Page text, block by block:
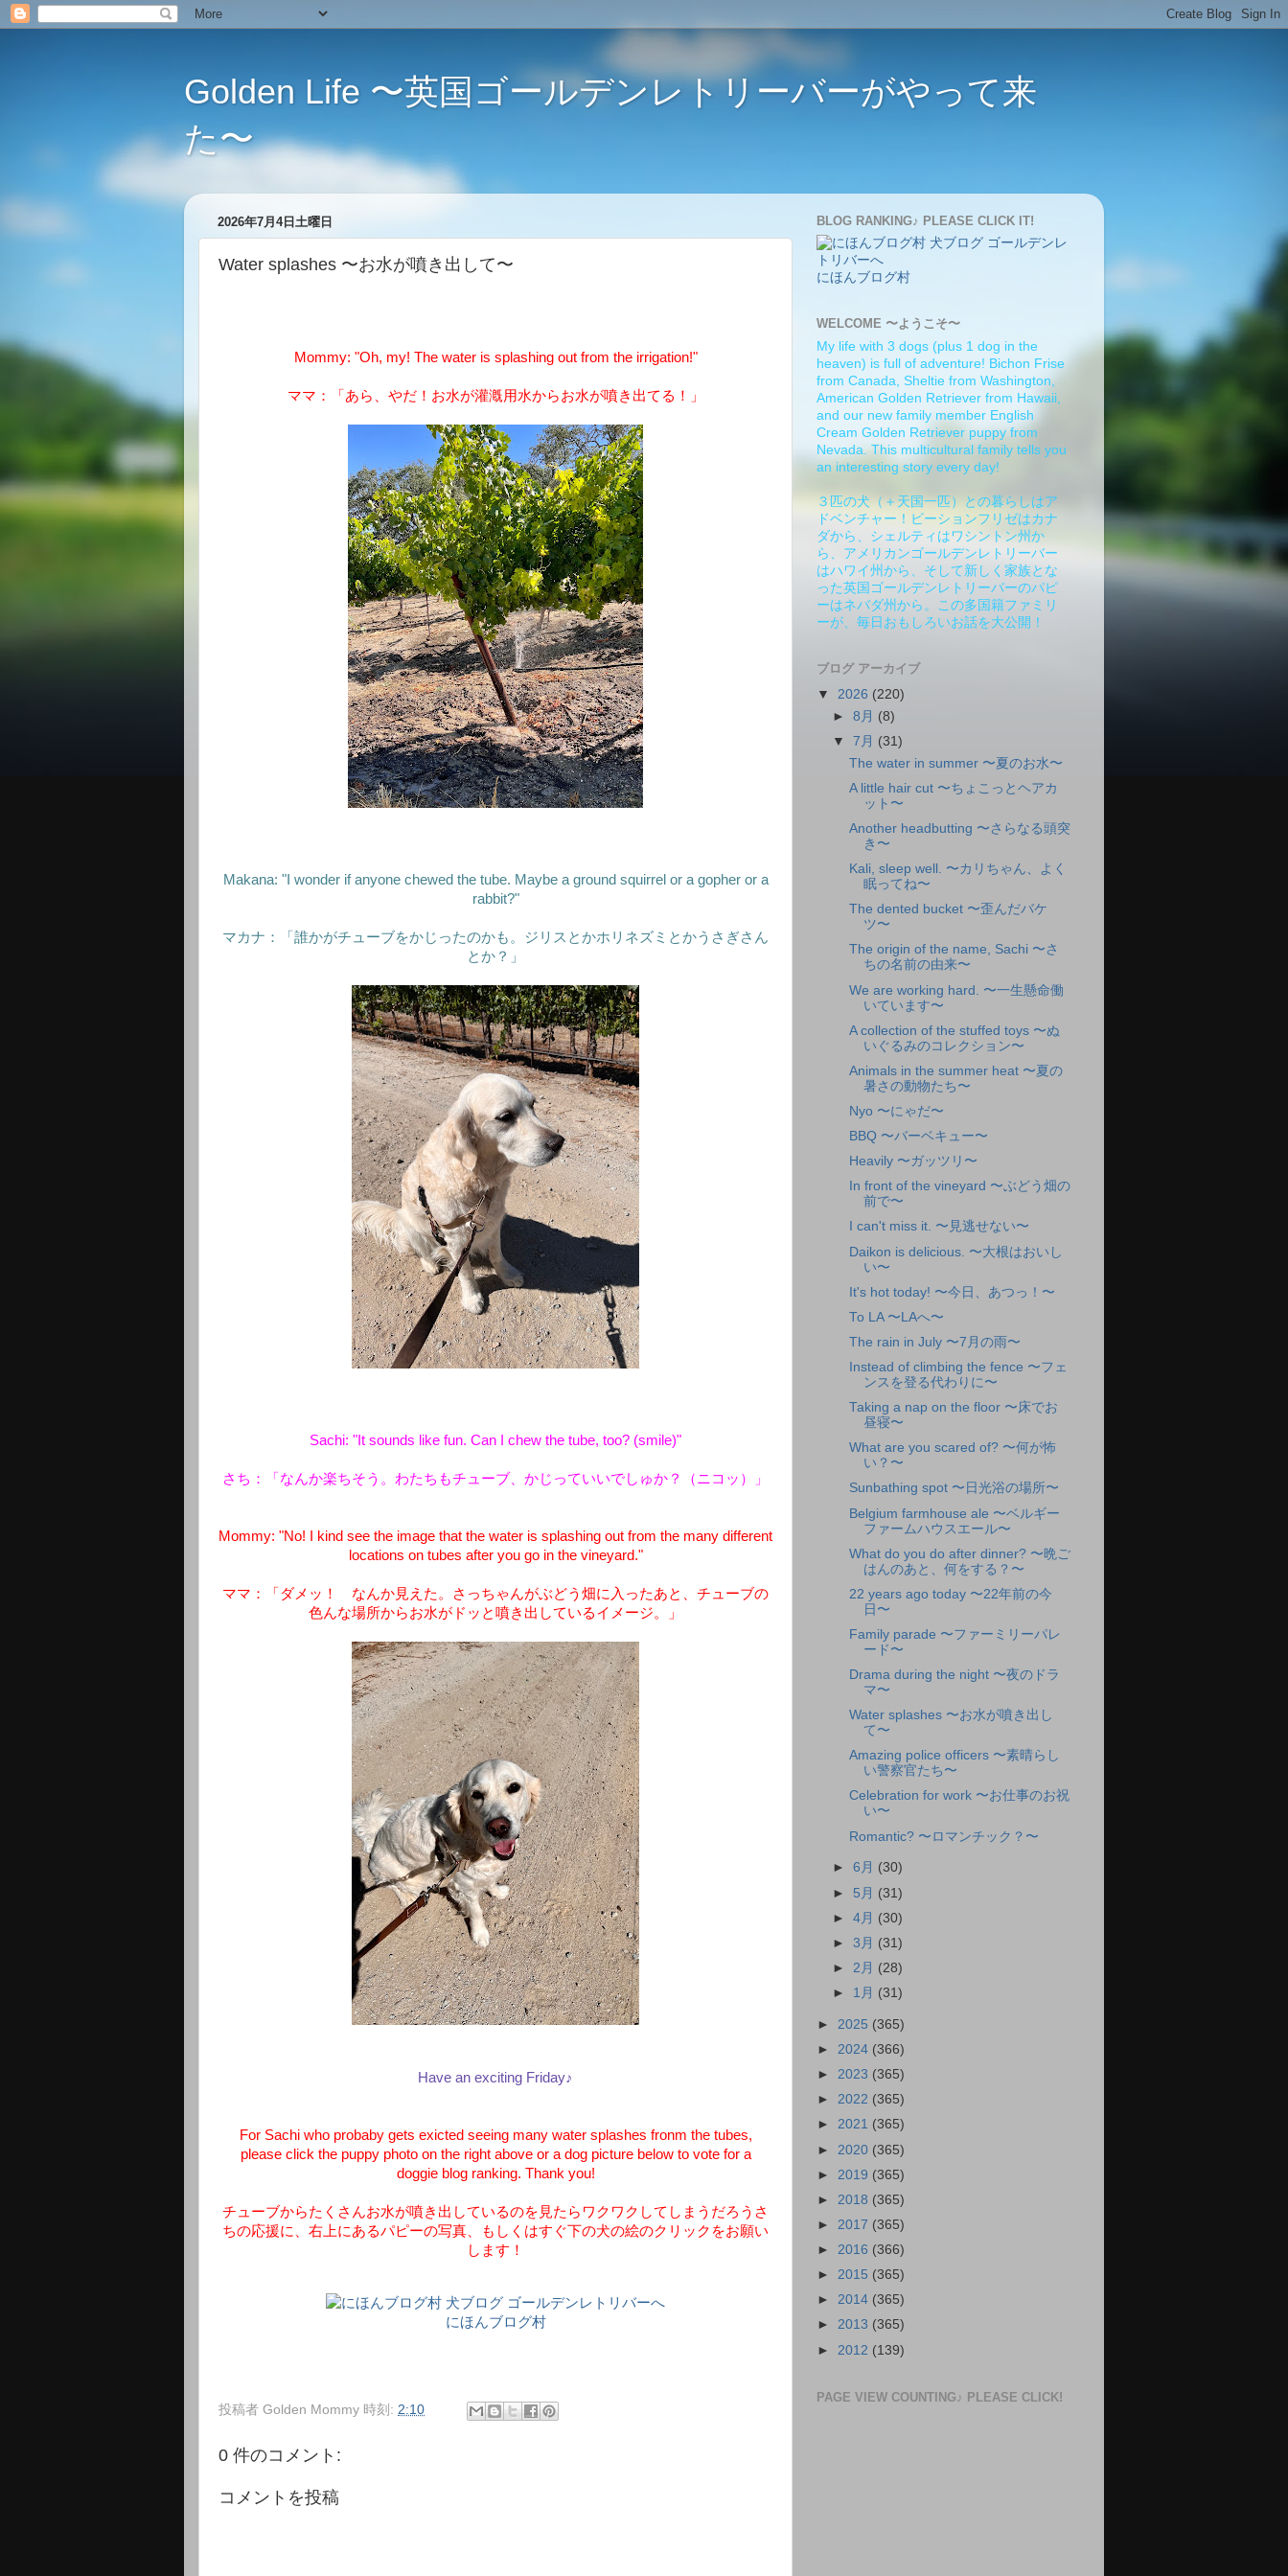
Golden Life 〜英国ゴールデンレトリーバーがやって来
た〜
2026年7月4日土曜日
Water splashes 〜お水が噴き出して〜
Mommy: "Oh, my! The water is splashing out from the irrigation!"
ママ：「あら、やだ！お水が灌漑用水からお水が噴き出てる！」
Makana: "I wonder if anyone chewed the tube. Maybe a ground squirrel or a gopher or a
rabbit?"
マカナ：「誰かがチューブをかじったのかも。ジリスとかホリネズミとかうさぎさん
とか？」
Sachi: "It sounds like fun. Can I chew the tube, too? (smile)"
さち：「なんか楽ちそう。わたちもチューブ、かじっていいでしゅか？（ニコッ）」
Mommy: "No! I kind see the image that the water is splashing out from the many different
locations on tubes after you go in the vineyard."
ママ：「ダメッ！ なんか見えた。さっちゃんがぶどう畑に入ったあと、チューブの
色んな場所からお水がドッと噴き出しているイメージ。」
Have an exciting Friday♪
For Sachi who probaby gets exicted seeing many water splashes fronm the tubes,
please click the puppy photo on the right above or a dog picture below to vote for a
doggie blog ranking. Thank you!
チューブからたくさんお水が噴き出しているのを見たらワクワクしてしまうだろうさ
ちの応援に、右上にあるパピーの写真、もしくはすぐ下の犬の絵のクリックをお願い
します！
にほんブログ村
投稿者 Golden Mommy 時刻: 2:10
0 件のコメント:
コメントを投稿
BLOG RANKING♪ PLEASE CLICK IT!
にほんブログ村
WELCOME 〜ようこそ〜
My life with 3 dogs (plus 1 dog in the
heaven) is full of adventure! Bichon Frise
from Canada, Sheltie from Washington,
American Golden Retriever from Hawaii,
and our new family member English
Cream Golden Retriever puppy from
Nevada. This multicultural family tells you
an interesting story every day!
３匹の犬（＋天国一匹）との暮らしはア
ドベンチャー！ビーションフリゼはカナ
ダから、シェルティはワシントン州か
ら、アメリカンゴールデンレトリーバー
はハワイ州から、そして新しく家族とな
った英国ゴールデンレトリーバーのパピ
ーはネバダ州から。この多国籍ファミリ
ーが、毎日おもしろいお話を大公開！
ブログ アーカイブ
▼ 2026 (220)
►8月 (8)
▼7月 (31)
The water in summer 〜夏のお水〜
A little hair cut 〜ちょこっとヘアカ
ット〜
Another headbutting 〜さらなる頭突
き〜
Kali, sleep well. 〜カリちゃん、よく
眠ってね〜
The dented bucket 〜歪んだバケ
ツ〜
The origin of the name, Sachi 〜さ
ちの名前の由来〜
We are working hard. 〜一生懸命働
いています〜
A collection of the stuffed toys 〜ぬ
いぐるみのコレクション〜
Animals in the summer heat 〜夏の
暑さの動物たち〜
Nyo 〜にゃだ〜
BBQ 〜バーベキュー〜
Heavily 〜ガッツリ〜
In front of the vineyard 〜ぶどう畑の
前で〜
I can't miss it. 〜見逃せない〜
Daikon is delicious. 〜大根はおいし
い〜
It's hot today! 〜今日、あつっ！〜
To LA 〜LAへ〜
The rain in July 〜7月の雨〜
Instead of climbing the fence 〜フェ
ンスを登る代わりに〜
Taking a nap on the floor 〜床でお
昼寝〜
What are you scared of? 〜何が怖
い？〜
Sunbathing spot 〜日光浴の場所〜
Belgium farmhouse ale 〜ベルギー
ファームハウスエール〜
What do you do after dinner? 〜晩ご
はんのあと、何をする？〜
22 years ago today 〜22年前の今
日〜
Family parade 〜ファーミリーパレ
ード〜
Drama during the night 〜夜のドラ
マ〜
Water splashes 〜お水が噴き出し
て〜
Amazing police officers 〜素晴らし
い警察官たち〜
Celebration for work 〜お仕事のお祝
い〜
Romantic? 〜ロマンチック？〜
►6月 (30)
► 5月 (31)
►4月 (30)
►3月 (31)
► 2月 (28)
► 1月 (31)
► 2025 (365)
► 2024 (366)
► 2023 (365)
► 2022 (365)
► 2021 (365)
► 2020 (365)
► 2019 (365)
► 2018 (365)
► 2017 (365)
► 2016 (366)
► 2015 (365)
► 2014 (365)
► 2013 (365)
► 2012 (139)
PAGE VIEW COUNTING♪ PLEASE CLICK!